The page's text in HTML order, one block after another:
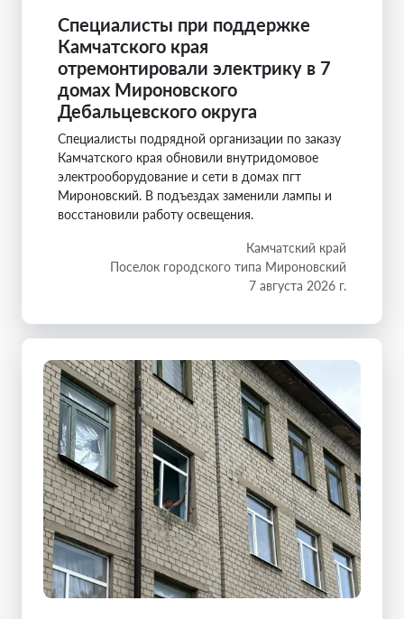
Специалисты при поддержке
Камчатского края
отремонтировали электрику в 7
домах Мироновского
Дебальцевского округа
Специалисты подрядной организации по заказу
Камчатского края обновили внутридомовое
электрооборудование и сети в домах пгт
Мироновский. В подъездах заменили лампы и
восстановили работу освещения.
Камчатский край
Поселок городского типа Мироновский
7 августа 2026 г.